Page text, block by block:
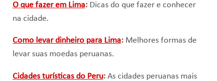
O que fazer em Lima:Dicas do que fazer e conhecer
na cidade.
Como levar dinheiro para Lima:Melhores formas de
levar suas moedas peruanas.
Cidades turísticas do Peru:As cidades peruanas mais